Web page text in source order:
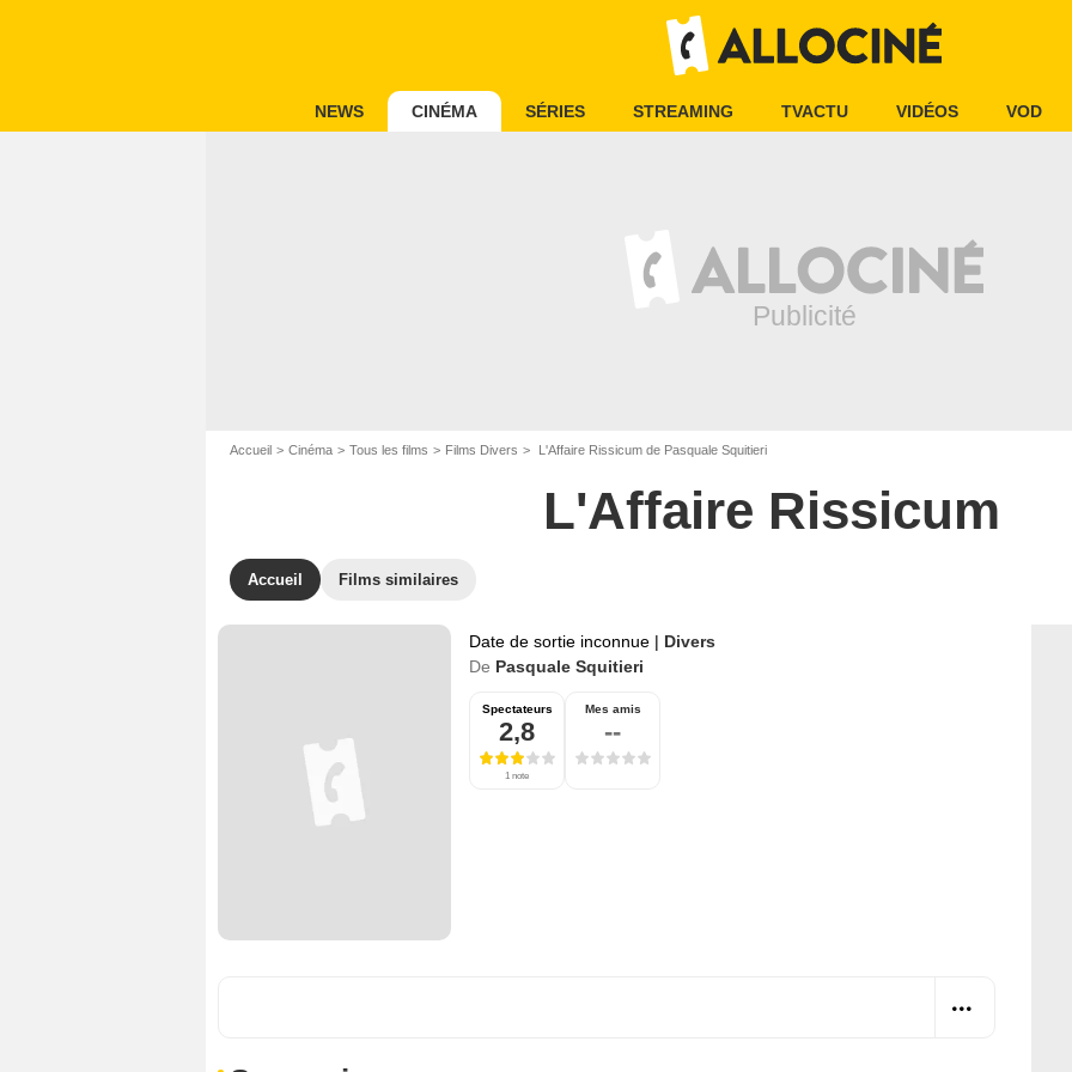
NEWS CINÉMA SÉRIES STREAMING TVACTU VIDÉOS VOD
Accueil Cinéma Tous les films Films Divers L'Affaire Rissicum de Pasquale Squitieri
L'Affaire Rissicum
Accueil Films similaires
Date de sortie inconnue | Divers
De Pasquale Squitieri
Spectateurs
2,8
1 note
Mes amis
--